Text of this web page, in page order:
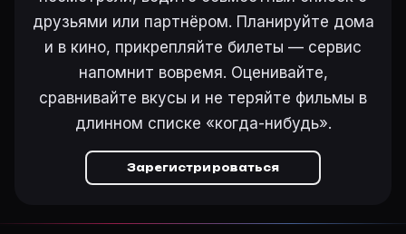
друзьями или партнёром. Планируйте дома
и в кино, прикрепляйте билеты — сервис
напомнит вовремя. Оценивайте,
сравнивайте вкусы и не теряйте фильмы в
длинном списке «когда-нибудь».
Зарегистрироваться